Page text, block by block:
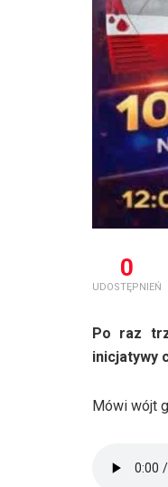
0
UDOSTĘPNIEŃ
Po raz
inicjatywy
Mówi wójt